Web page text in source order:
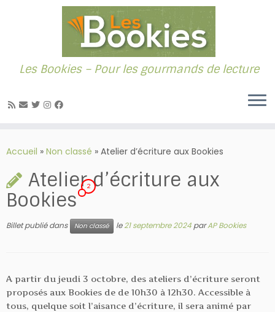
au
Les Bookies – Pour les gourmands de lecture
Accueil » Non classé » Atelier d’écriture aux Bookies
Atelier d’écriture aux
Bookies
2
Billet publié dans Non classé le21 septembre 2024parAP Bookies
A partir du jeudi 3 octobre, des ateliers d’écriture seront
proposés aux Bookies de de 10h30 à 12h30. Accessible à
tous, quelque soit l’aisance d’écriture, il sera animé par